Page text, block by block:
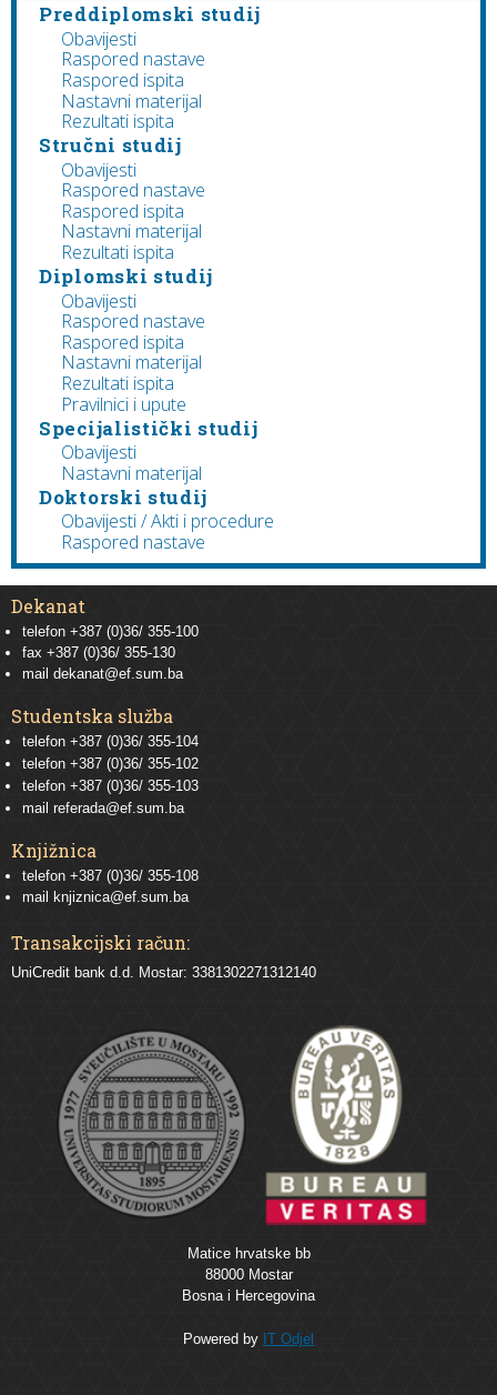
Preddiplomski studij
Obavijesti
Raspored nastave
Raspored ispita
Nastavni materijal
Rezultati ispita
Stručni studij
Obavijesti
Raspored nastave
Raspored ispita
Nastavni materijal
Rezultati ispita
Diplomski studij
Obavijesti
Raspored nastave
Raspored ispita
Nastavni materijal
Rezultati ispita
Pravilnici i upute
Specijalistički studij
Obavijesti
Nastavni materijal
Doktorski studij
Obavijesti / Akti i procedure
Raspored nastave
Dekanat
telefon +387 (0)36/ 355-100
fax +387 (0)36/ 355-130
mail dekanat@ef.sum.ba
Studentska služba
telefon +387 (0)36/ 355-104
telefon +387 (0)36/ 355-102
telefon +387 (0)36/ 355-103
mail referada@ef.sum.ba
Knjižnica
telefon +387 (0)36/ 355-108
mail
knjiznica@ef.sum.ba
Transakcijski račun:
UniCredit bank d.d. Mostar: 3381302271312140
Matice hrvatske bb
88000 Mostar
Bosna i Hercegovina
Powered by IT Odjel